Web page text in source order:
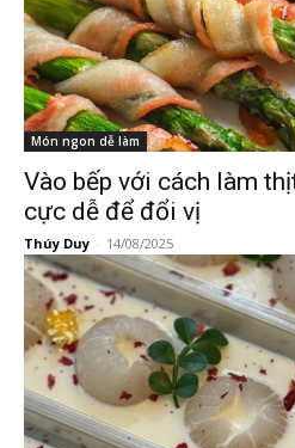
Món ngon dễ làm
Vào bếp với cách làm
cực dễ để đổi vị
Thúy Duy - 14/08/2025